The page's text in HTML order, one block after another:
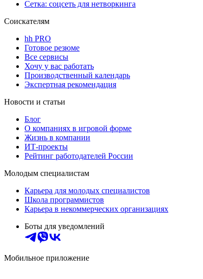
Сетка: соцсеть для нетворкинга
Соискателям
hh PRO
Готовое резюме
Все сервисы
Хочу у вас работать
Производственный календарь
Экспертная рекомендация
Новости и статьи
Блог
О компаниях в игровой форме
Жизнь в компании
ИТ-проекты
Рейтинг работодателей России
Молодым специалистам
Карьера для молодых специалистов
Школа программистов
Карьера в некоммерческих организациях
Боты для уведомлений
Мобильное приложение